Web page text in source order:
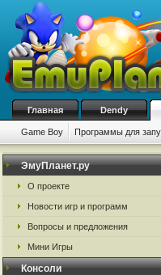
Главная Dendy
Game Boy Программы для
ЭмуПланет.ру
О проекте
Новости игр и программ
Вопросы и предложения
Мини Игры
Консоли